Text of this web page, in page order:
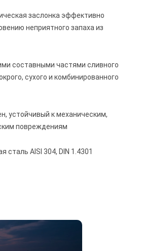
заслонка эффективно
неприятного запаха из
составными частями сливного
сухого и комбинированного
устойчивый к механическим,
повреждениям
AISI 304, DIN 1.4301